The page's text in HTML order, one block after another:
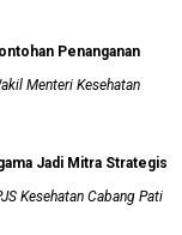
Penanganan
Menteri Kesehatan
Jadi Mitra Strategis
Kesehatan Cabang Pati